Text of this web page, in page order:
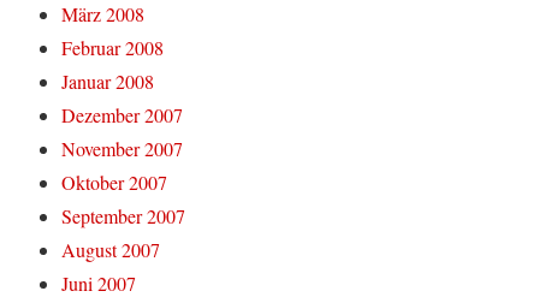
März 2008
Februar 2008
Januar 2008
Dezember 2007
November 2007
Oktober 2007
September 2007
August 2007
Juni 2007